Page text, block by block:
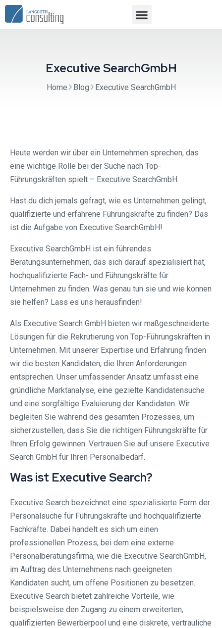
Executive SearchGmbH
Home Blog Executive SearchGmbH
Heute werden wir über ein Unternehmen sprechen, das
eine wichtige Rolle bei der Suche nach Top-
Führungskräften spielt – Executive SearchGmbH.
Hast du dich jemals gefragt, wie es Unternehmen gelingt,
qualifizierte und erfahrene Führungskräfte zu finden? Das
ist die Aufgabe von Executive SearchGmbH!
Executive SearchGmbH ist ein führendes
Beratungsunternehmen, das sich darauf spezialisiert hat,
hochqualifizierte Fach- und Führungskräfte für
Unternehmen zu finden. Was genau tun sie und wie können
sie helfen? Lass es uns herausfinden!
Als Executive Search GmbH bieten wir maßgeschneiderte
Lösungen für die Rekrutierung von Top-Führungskräften in
Unternehmen. Mit unserer Expertise und Erfahrung finden
wir die besten Kandidaten, die Ihren Anforderungen
entsprechen. Unser umfassender Ansatz umfasst eine
gründliche Marktanalyse, eine gezielte Kandidatensuche
und eine sorgfältige Evaluierung der Kandidaten. Wir
begleiten Sie während des gesamten Prozesses, um
sicherzustellen, dass Sie die richtigen Führungskräfte für
Ihren Erfolg gewinnen. Vertrauen Sie auf unsere Executive
Search GmbH für Ihren Personalbedarf.
Was ist Executive Search?
Executive Search bezeichnet eine spezialisierte Form der
Personalsuche für Führungskräfte und hochqualifizierte
Fachkräfte. Dabei handelt es sich um einen
professionellen Prozess, bei dem eine externe
Personalberatungsfirma, wie die Executive SearchGmbH,
im Auftrag des Unternehmens nach geeigneten
Kandidaten sucht, um offene Positionen zu besetzen.
Executive Search bietet zahlreiche Vorteile, wie
beispielsweise den Zugang zu einem erweiterten,
qualifizierten Bewerberpool und eine diskrete, vertrauliche